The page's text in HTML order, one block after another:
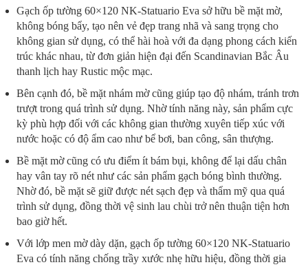
Gạch ốp tường 60×120 NK-Statuario Eva sở hữu bề mặt mờ,
không bóng bẩy, tạo nên vẻ đẹp trang nhã và sang trọng cho
không gian sử dụng, có thể hài hoà với đa dạng phong cách kiến
trúc khác nhau, từ đơn giản hiện đại đến Scandinavian Bắc Âu
thanh lịch hay Rustic mộc mạc.
Bên cạnh đó, bề mặt nhám mờ cũng giúp tạo độ nhám, tránh trơn
trượt trong quá trình sử dụng. Nhờ tính năng này, sản phẩm cực
kỳ phù hợp đối với các không gian thường xuyên tiếp xúc với
nước hoặc có độ ẩm cao như bể bơi, ban công, sân thượng.
Bề mặt mờ cũng có ưu điểm ít bám bụi, không để lại dấu chân
hay vân tay rõ nét như các sản phẩm gạch bóng bình thường.
Nhờ đó, bề mặt sẽ giữ được nét sạch đẹp và thẩm mỹ qua quá
trình sử dụng, đồng thời vệ sinh lau chùi trở nên thuận tiện hơn
bao giờ hết.
Với lớp men mờ dày dặn, gạch ốp tường 60×120 NK-Statuario
Eva có tính năng chống trầy xước nhẹ hữu hiệu, đồng thời gia